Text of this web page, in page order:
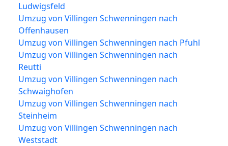
Ludwigsfeld
Umzug von Villingen Schwenningen nach
Offenhausen
Umzug von Villingen Schwenningen nach Pfuhl
Umzug von Villingen Schwenningen nach
Reutti
Umzug von Villingen Schwenningen nach
Schwaighofen
Umzug von Villingen Schwenningen nach
Steinheim
Umzug von Villingen Schwenningen nach
Weststadt